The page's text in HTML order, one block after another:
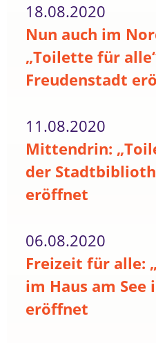
18.08.2020
Nun auch im
„Toilette für
Freudenstadt
11.08.2020
Mittendrin:
der
eröffnet
06.08.2020
Freizeit für alle:
im Haus am See
eröffnet